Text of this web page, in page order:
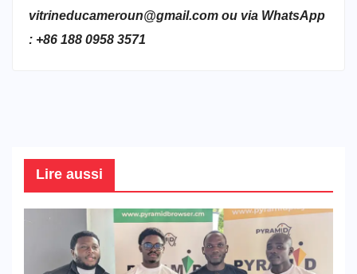
vitrineducameroun@gmail.com ou via WhatsApp
: +86 188 0958 3571
Lire aussi